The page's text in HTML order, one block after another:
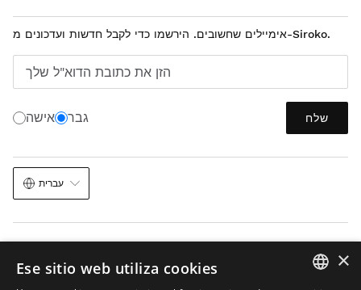
אימיילים שחשובים. הירשמו כדי לקבל חדשות ועדכונים מ-Siroko.
הזן את כתובת הדוא"ל שלך
אישה גבר שלח
עברית
×
Ese sitio web utiliza cookies